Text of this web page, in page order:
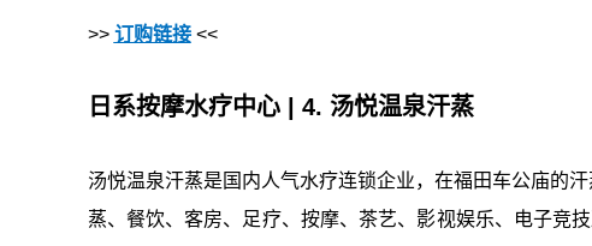
>> 订购链接<<
日系按摩水疗中心 | 4. 汤悦温泉汗蒸
汤悦温泉汗蒸是国内人气水疗连锁企业，在福田车公庙的
蒸、餐饮、客房、足疗、按摩、茶艺、影视娱乐、电子竞